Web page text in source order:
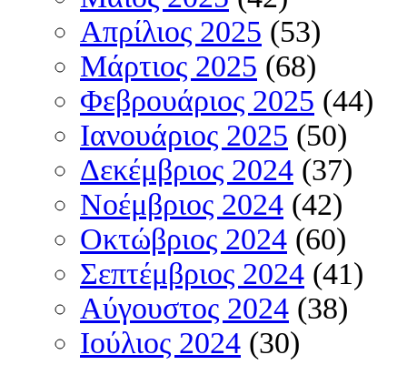
Απρίλιος 2025 (53)
Μάρτιος 2025 (68)
Φεβρουάριος 2025 (44)
Ιανουάριος 2025 (50)
Δεκέμβριος 2024 (37)
Νοέμβριος 2024 (42)
Οκτώβριος 2024 (60)
Σεπτέμβριος 2024 (41)
Αύγουστος 2024 (38)
Ιούλιος 2024 (30)